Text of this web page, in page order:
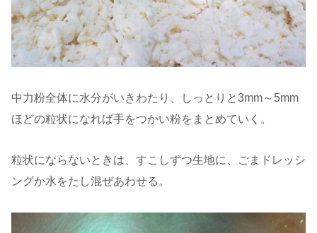
中力粉全体に水分がいきわたり、しっとりと3mm～5mm
ほどの粒状になれば手をつかい粉をまとめていく。
粒状にならないときは、すこしずつ生地に、ごまドレッシ
ングか水をたし混ぜあわせる。